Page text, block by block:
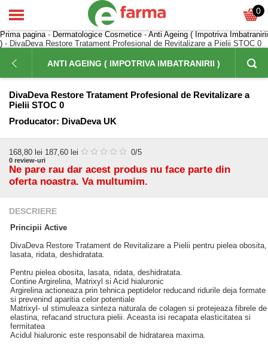
0
Prima pagina- Dermatologice Cosmetice - Anti Ageing ( Impotriva Imbatranirii
) - DivaDeva Restore Tratament Profesional de Revitalizare a Pielii STOC 0
ANTI AGEING ( IMPOTRIVA IMBATRANIRII )
DivaDeva Restore Tratament Profesional de Revitalizare a
Pielii STOC 0
Producator: DivaDeva UK
168,80 lei 187,60 lei 0/5
0 review-uri
Ne pare rau dar acest produs nu face parte din
oferta noastra. Va multumim.
DESCRIERE
Principii Active
DivaDeva Restore Tratament de Revitalizare a Pielii pentru pielea obosita,
lasata, ridata, deshidratata.
Pentru pielea obosita, lasata, ridata, deshidratata.
Contine Argirelina, Matrixyl si Acid hialuronic
Argirelina actioneaza prin tehnica peptidelor reducand ridurile deja formate
si prevenind aparitia celor potentiale
Matrixyl- ul stimuleaza sinteza naturala de colagen si protejeaza fibrele de
elastina, refacand structura pielii. Aceasta isi recapata elasticitatea si
fermitatea
Acidul hialuronic este responsabil de hidratarea maxima.